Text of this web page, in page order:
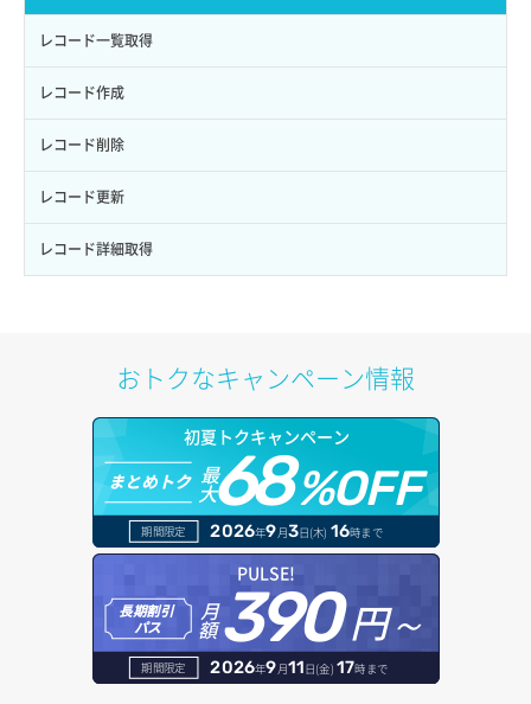
パーミッション一覧取得
ロールからパーミッションを紐づけ解除
ロールにパーミッションを紐づけ
ロール一覧取得
ロール作成
ロール削除
ロール詳細取得
ボリュームタイプ一覧取得
ボリュームタイプ詳細取得
ボリューム一覧取得
ボリューム作成
ボリューム削除
ボリューム更新
ボリューム詳細取得
自動バックアップ有効化
自動バックアップ無効化
サーバープラン詳細取得
サーバーメタデータ取得
サーバーメタデータ更新（ネームタグ変更）
サーバー一覧取得
サーバー作成
サーバー再構築（OS再インストール）
セキュリティグループ ルール削除
セキュリティグループ ルール詳細取得
セキュリティグループ一覧取得
セキュリティグループ作成
セキュリティグループ削除
ネットワーク一覧取得
ネットワーク作成（ローカルネットワーク用）
ネットワーク削除（ローカルネットワーク用）
ネットワーク詳細取得
ポート一覧取得
ポート作成（ローカルネットワーク用）
ヘルスモニタ削除
ヘルスモニタ更新
ヘルスモニタ詳細取得
メンバー一覧
メンバー削除
リスナー一覧取得
リスナー作成
リスナー削除
リスナー更新
リスナー詳細取得
オブジェクト一覧取得
オブジェクト削除
オブジェクト削除予約
オブジェクト複製
オブジェクト詳細取得
コンテナ詳細取得
ラージオブジェクトアップロード(DLO)
ラージオブジェクトアップロード(SLO)
一時的Web公開
レコード一覧取得
レコード作成
レコード削除
レコード更新
レコード詳細取得
おトクなキャンペーン情報
初夏トクキャンペーン
まとめトク 最
大68%OFF
期間限定 2026年9月3日(木) 16時まで
PULSE!
長期割引
パス
月
額390円～
期間限定 2026年9月11日(金) 17時まで